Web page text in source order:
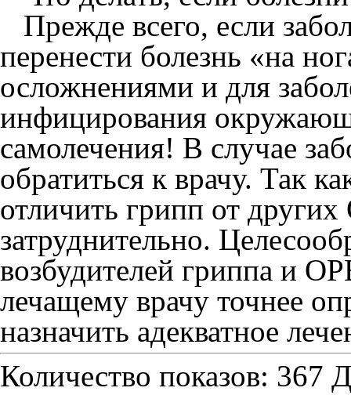
Прежде всего, если
перенести болезнь «на
осложнениями и для
инфицирования
самолечения! В случае
обратиться к врачу. Так
отличить грипп от
затруднительно.
возбудителей гриппа и
лечащему врачу точнее
назначить адекватное
Количество показов: 367